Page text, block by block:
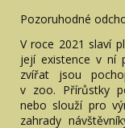
Pozoruhodné
V roce 2021 slaví
její existence v ní
zvířat jsou
v zoo. Přírůstky
nebo slouží pro
zahrady